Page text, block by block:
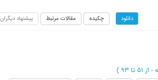
دانلود چکیده مقالات مرتبط پیشنهاد دیگران
از 51 تا 93 )